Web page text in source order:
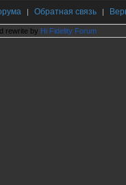
| Обратная связь |
rewrite by Hi Fidelity Forum